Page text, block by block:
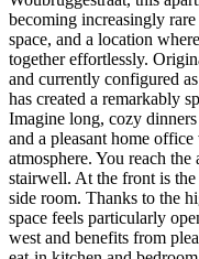
becoming increasingly
space, and a location
together effortlessly.
and currently configured
has created a remarkably
Imagine long, cozy
and a pleasant home
atmosphere. You reach
stairwell. At the front is
side room. Thanks to the
space feels particularly
west and benefits from